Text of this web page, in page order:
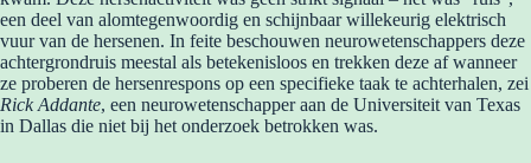
een deel van alomtegenwoordig en schijnbaar willekeurig elektrisch
vuur van de hersenen. In feite beschouwen neurowetenschappers deze
achtergrondruis meestal als betekenisloos en trekken deze af wanneer
ze proberen de hersenrespons op een specifieke taak te achterhalen, zei
Rick Addante, een neurowetenschapper aan de Universiteit van Texas
in Dallas die niet bij het onderzoek betrokken was.